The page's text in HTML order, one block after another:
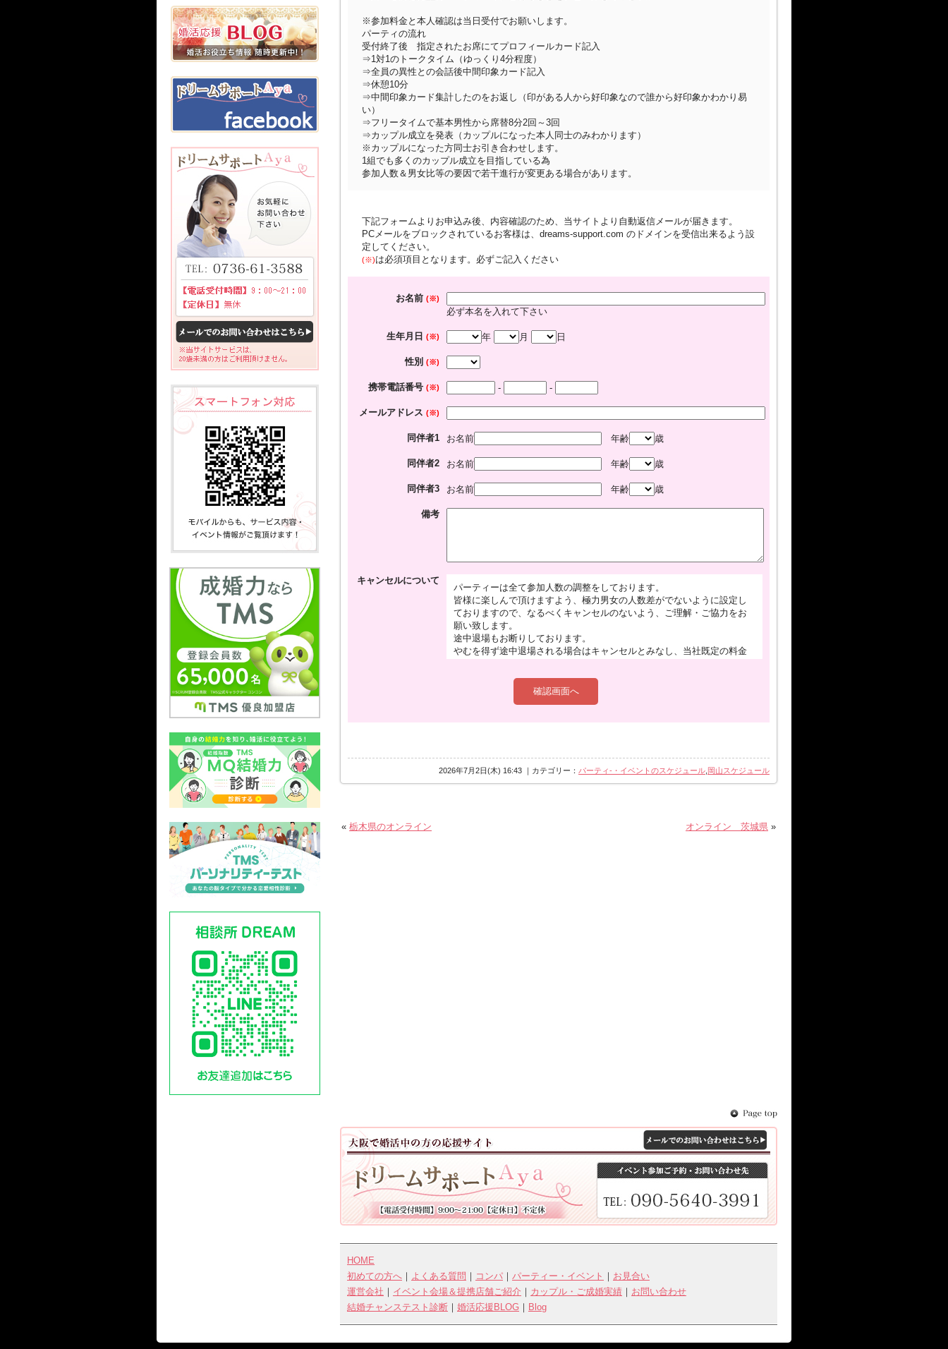
※参加料金と本人確認は当日受付でお願いします。
パーティの流れ
受付終了後 指定されたお席にてプロフィールカード記入
⇒1対1のトークタイム（ゆっくり4分程度）
⇒全員の異性との会話後中間印象カード記入
⇒休憩10分
⇒中間印象カード集計したのをお返し（印がある人から好印象なので誰から好印象かわかり易
い）
⇒フリータイムで基本男性から席替8分2回～3回
⇒カップル成立を発表（カップルになった本人同士のみわかります）
※カップルになった方同士お引き合わせします。
1組でも多くのカップル成立を目指している為
参加人数＆男女比等の要因で若干進行が変更ある場合があります。
下記フォームよりお申込み後、内容確認のため、当サイトより自動返信メールが届きます。
PCメールをブロックされているお客様は、dreams-support.com のドメインを受信出来るよう設
定してください。
(※)は必須項目となります。必ずご記入ください
お名前 (※)
必ず本名を入れて下さい
生年月日 (※) 年 月 日
性別 (※)
携帯電話番号 (※) - -
メールアドレス (※)
同伴者1 お名前 年齢 歳
同伴者2 お名前 年齢 歳
同伴者3 お名前 年齢 歳
備考
キャンセルについて
パーティーは全て参加人数の調整をしております。
皆様に楽しんで頂けますよう、極力男女の人数差がでないように設定し
ておりますので、なるべくキャンセルのないよう、ご理解・ご協力をお
願い致します。
途中退場もお断りしております。
やむを得ず途中退場される場合はキャンセルとみなし、当社既定の料金
れた分のキャンセルは、代表者様へキャンセル料をご請求させて頂きま
申込日時の間違いでの取消希望や、他の予定が入ったなどでのキャンセ
ル、
返金の場合、参加費の金額のみ返金します。その他諸費用は弊社にて負
2026年7月2日(木) 16:43 ｜カテゴリー： パーティ-・イベントのスケジュール 岡山スケジュール
« 栃木県のオンライン オンライン 茨城県 »
HOME
初めての方へ ｜ よくある質問 ｜ コンパ ｜ パーティー・イベント ｜ お見合い
運営会社 ｜ イベント会場＆提携店舗ご紹介 ｜ カップル・ご成婚実績 ｜ お問い合わせ
結婚チャンステスト診断 ｜ 婚活応援BLOG ｜ Blog